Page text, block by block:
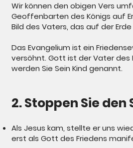
Wir können den obigen Vers
Geoffenbarten des Königs auf
Bild des Vaters, das auf der
Das Evangelium ist ein
versöhnt. Gott ist der Vater des
werden Sie Sein Kind genannt.
2. Stoppen Sie den
Als Jesus kam, stellte er uns
erst als Gott des Friedens